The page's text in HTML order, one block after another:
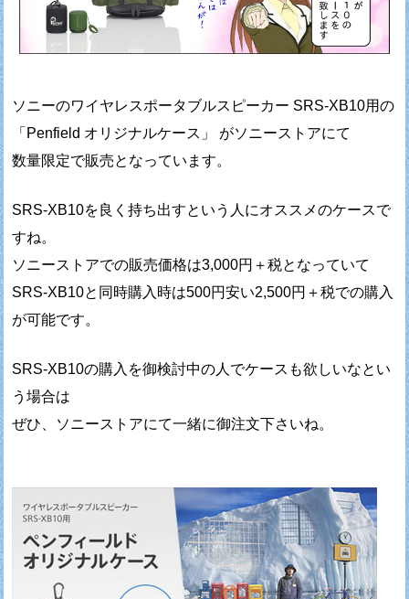
ソニーのワイヤレスポータブルスピーカー SRS-XB10用の
「Penfield オリジナルケース」 がソニーストアにて
数量限定で販売となっています。
SRS-XB10を良く持ち出すという人にオススメのケースで
すね。
ソニーストアでの販売価格は3,000円＋税となっていて
SRS-XB10と同時購入時は500円安い2,500円＋税での購入
が可能です。
SRS-XB10の購入を御検討中の人でケースも欲しいなとい
う場合は
ぜひ、ソニーストアにて一緒に御注文下さいね。